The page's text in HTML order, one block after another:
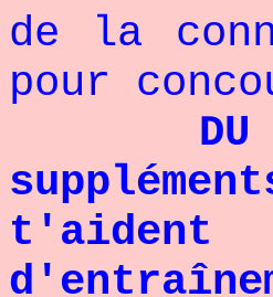
de la
pour
DU